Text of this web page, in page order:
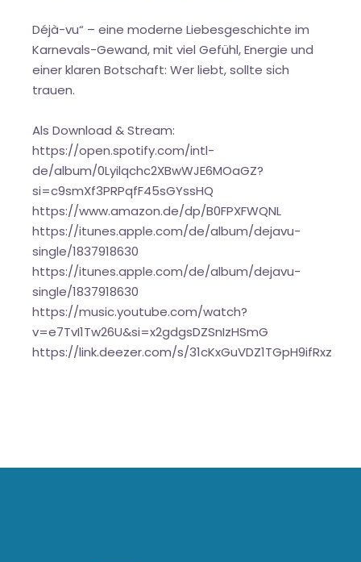
Déjà-vu“ – eine moderne Liebesgeschichte im
Karnevals-Gewand, mit viel Gefühl, Energie und
einer klaren Botschaft: Wer liebt, sollte sich
trauen.
Als Download & Stream:
https://open.spotify.com/intl-
de/album/0Lyilqchc2XBwWJE6MOaGZ?
si=c9smXf3PRPqfF45sGYssHQ
https://www.amazon.de/dp/B0FPXFWQNL
https://itunes.apple.com/de/album/dejavu-
single/1837918630
https://itunes.apple.com/de/album/dejavu-
single/1837918630
https://music.youtube.com/watch?
v=e7TvI1Tw26U&si=x2gdgsDZSnIzHSmG
https://link.deezer.com/s/31cKxGuVDZ1TGpH9ifRxz